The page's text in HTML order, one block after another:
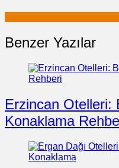
Benzer Yazılar
Erzincan Otelleri:
Konaklama